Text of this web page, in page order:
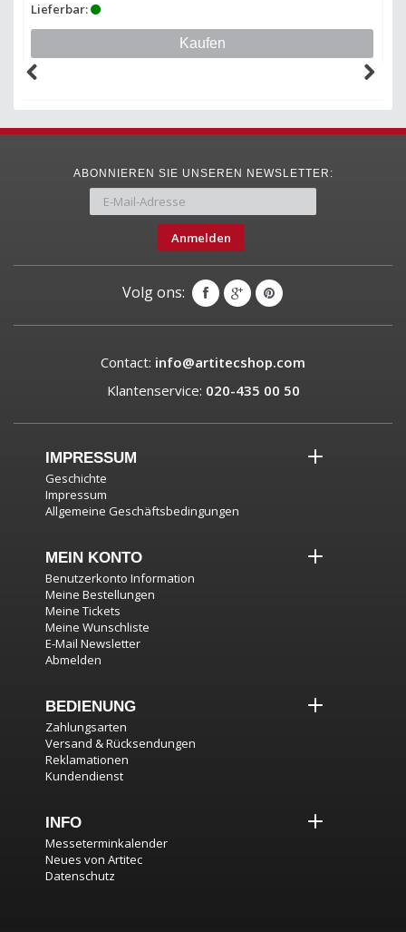
Lieferbar:
Kaufen
ABONNIEREN SIE UNSEREN NEWSLETTER:
Anmelden
Volg ons:
Contact: info@artitecshop.com
Klantenservice: 020-435 00 50
IMPRESSUM
Geschichte
Impressum
Allgemeine Geschäftsbedingungen
MEIN KONTO
Benutzerkonto Information
Meine Bestellungen
Meine Tickets
Meine Wunschliste
E-Mail Newsletter
Abmelden
BEDIENUNG
Zahlungsarten
Versand & Rücksendungen
Reklamationen
Kundendienst
INFO
Messeterminkalender
Neues von Artitec
Datenschutz